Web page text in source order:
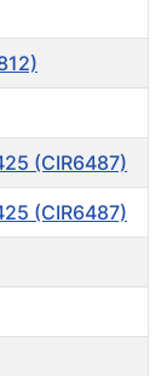
(CIR6487)
(CIR6487)